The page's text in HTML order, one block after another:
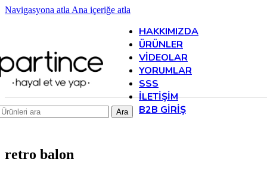
Navigasyona atla Ana içeriğe atla
HAKKIMIZDA
ÜRÜNLER
VIDEOLAR
YORUMLAR
SSS
İLETIŞIM
B2B GIRIŞ
Ara
retro balon